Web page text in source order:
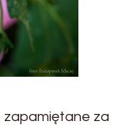
za